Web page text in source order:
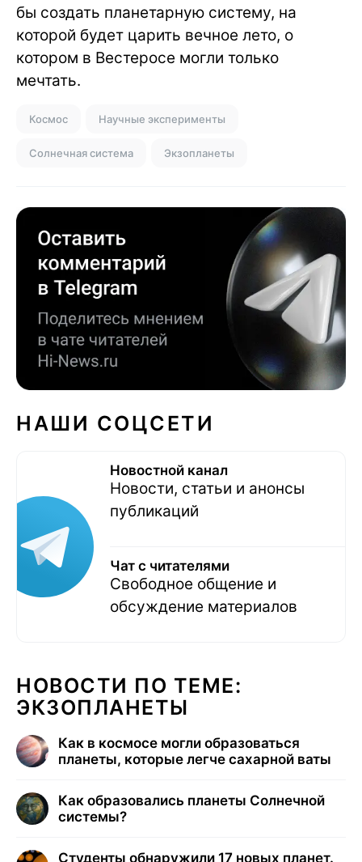
бы создать планетарную систему, на
которой будет царить вечное лето, о
котором в Вестеросе могли только
мечтать.
Космос Научные эксперименты
Солнечная система Экзопланеты
НАШИ СОЦСЕТИ
Новостной канал
Новости, статьи и анонсы
публикаций
Чат с читателями
Свободное общение и
обсуждение материалов
НОВОСТИ ПО ТЕМЕ:
ЭКЗОПЛАНЕТЫ
Как в космосе могли образоваться
планеты, которые легче сахарной ваты
Как образовались планеты Солнечной
системы?
Студенты обнаружили 17 новых планет.